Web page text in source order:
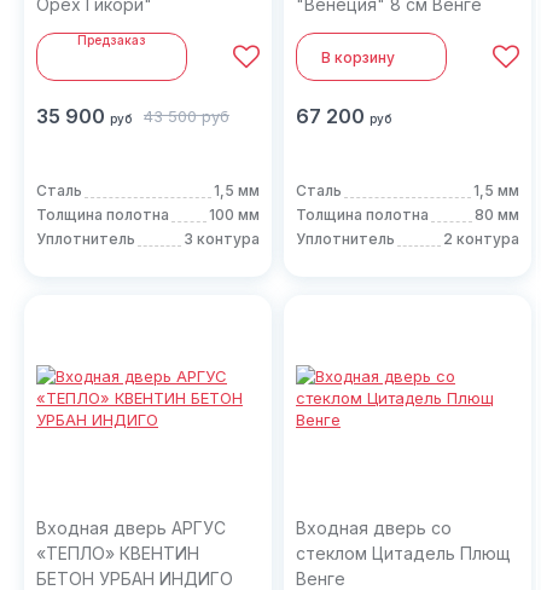
Орех Гикори"
Предзаказ
35 900 руб 43 500 руб
Сталь
1,5 мм
Толщина полотна
100 мм
Уплотнитель
3 контура
"Венеция" 8 см Венге
В корзину
67 200 руб
Сталь
1,5 мм
Толщина полотна
80 мм
Уплотнитель
2 контура
Входная дверь АРГУС
«ТЕПЛО» КВЕНТИН
БЕТОН УРБАН ИНДИГО
Входная дверь со
стеклом Цитадель Плющ
Венге